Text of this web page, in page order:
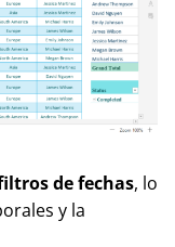
de fechas, lo
y la